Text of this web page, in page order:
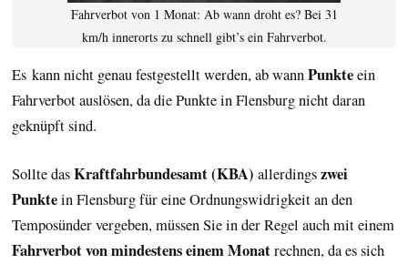
Fahrverbot von 1 Monat: Ab wann droht es? Bei 31
km/h innerorts zu schnell gibt’s ein Fahrverbot.
Es kann nicht genau festgestellt werden, ab wannPunkteein
Fahrverbot auslösen, da die Punkte in Flensburg nicht daran
geknüpft sind.
Sollte dasKraftfahrbundesamt (KBA) allerdingszwei
Punktein Flensburg für eine Ordnungswidrigkeit an den
Temposünder vergeben, müssen Sie in der Regel auch mit einem
Fahrverbot von mindestens einem Monatrechnen, da es sich